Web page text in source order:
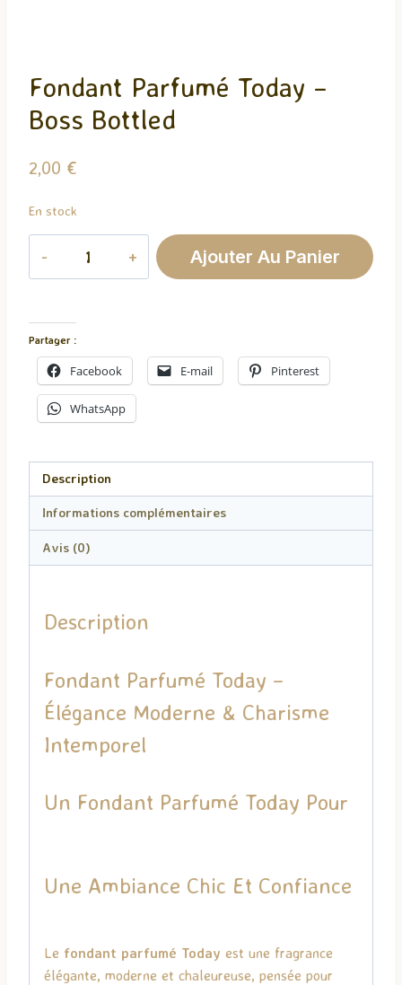
Fondant Parfumé Today –
Boss Bottled
2,00 €
En stock
Today
Boss
Bottled
Ajouter Au Panier
Partager :
Facebook E-mail Pinterest
WhatsApp
Description
Informations complémentaires
Avis (0)
Description
Fondant Parfumé Today –
Élégance Moderne & Charisme
Intemporel
Un Fondant Parfumé Today Pour
Une Ambiance Chic Et Confiance
Le fondant parfumé Today est une fragrance
élégante, moderne et chaleureuse, pensée pour